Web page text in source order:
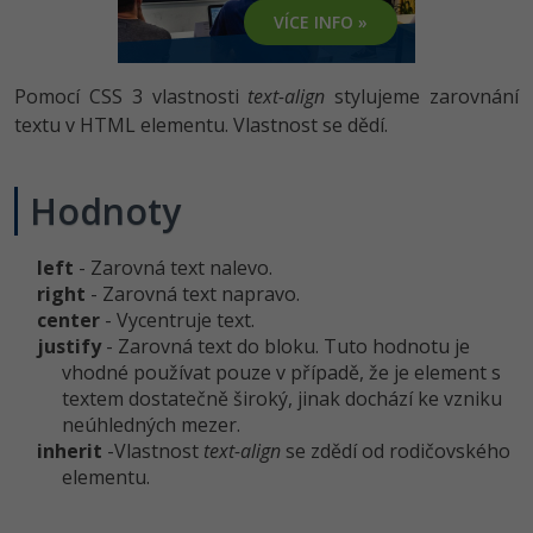
HTML5, CSS3, Bootstrap, SEO
SQL a databáze
UML a návrhové vzory
React
Spring
ASP.NET MVC
Django
Best practices
PHP
JavaScript
HTML / CSS
UML a návrhové vzory
MySQL/MariaDB
MS-SQL
SQLite
Vývojář mobilních aplikací
C# Game developer
Tester
Systémový administrátor
Grafik / UX/UI návrhář
3D grafik
Projektový manažer
Python -80%
-80%
PHP -80%
-80%
Kotlin -80%
C -80%
VB.NET
SQL
Digitální gramotnost
WordPress
Business
Kryptoměny -25%
Copywriting -30%
MS Office -80%
Photoshop -80%
Adobe Illustrator
-30%
Adobe XD
Adobe After Effects
Blender -80%
Inkscape
Fotografování -80%
VÍCE INFO »
Pomocí CSS 3 vlastnosti text-align stylujeme zarovnání
textu v HTML elementu. Vlastnost se dědí.
Hodnoty
left - Zarovná text nalevo.
right - Zarovná text napravo.
center - Vycentruje text.
justify- Zarovná text do bloku. Tuto hodnotu je
vhodné používat pouze v případě, že je element s
textem dostatečně široký, jinak dochází ke vzniku
neúhledných mezer.
inherit -Vlastnost text-align se zdědí od rodičovského
elementu.